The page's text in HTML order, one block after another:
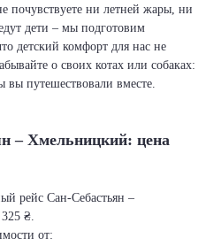
почувствуете ни летней жары, ни
дети – мы подготовим
детский комфорт для нас не
о своих котах или собаках:
вы путешествовали вместе.
– Хмельницкий: цена
рейс Сан-Себастьян –
₴.
от: